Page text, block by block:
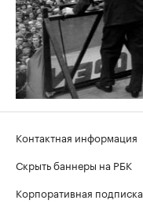
Контактная информация
Скрыть баннеры на РБК
Корпоративная подписка